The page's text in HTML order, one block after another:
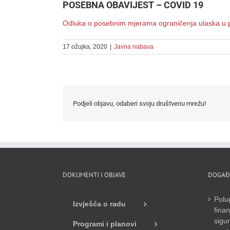
POSEBNA OBAVIJEST – COVID 19
Odluka o posebnim mjerama ograničenja ulaska
17 ožujka, 2020 Javna nabava
Podjeli objavu, odaberi svoju društvenu mrežu!
DOKUMENTI I OBJAVE
Izvješća o radu
Programi i planovi